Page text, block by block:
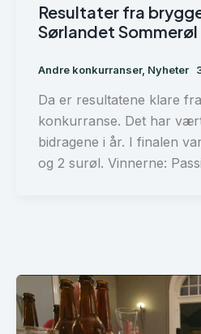
Resultater fra
Sørlandet
Andre konkurranser, Nyheter
Da er resultatene klare
konkurranse. Det har
bidragene i år. I finalen
og 2 surøl. Vinnerne: